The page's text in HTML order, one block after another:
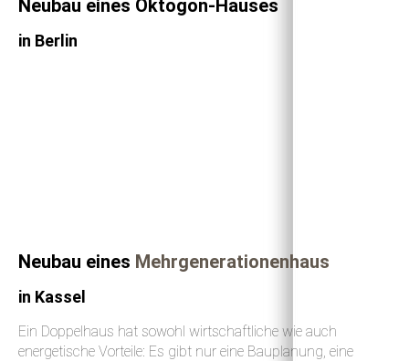
Neubau eines Oktogon-Hauses
in Berlin
Neubau eines Mehrgenerationenhaus
in Kassel
Ein Doppelhaus hat sowohl wirtschaftliche wie auch
energetische Vorteile: Es gibt nur eine Bauplanung, eine